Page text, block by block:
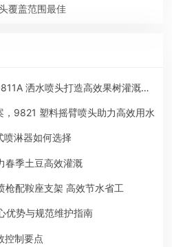
覆盖范围最佳
洒水喷头打造高效果树灌溉方案
，9821 塑料摇臂喷头助力高效用水
喷淋器如何选择
春季土豆高效灌溉
枪配鞍座支架 高效节水省工
优势与规范维护指南
控制要点